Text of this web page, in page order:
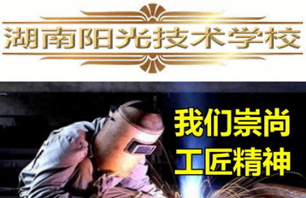
手机维修培训,手机维修培训学校,手机维修培训班